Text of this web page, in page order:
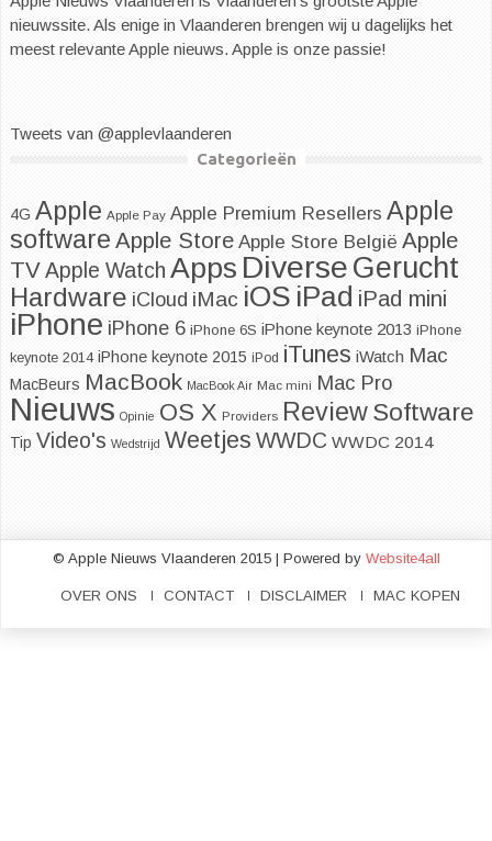
nieuwssite. Als enige in Vlaanderen brengen wij u dagelijks het
meest relevante Apple nieuws. Apple is onze passie!
Tweets van @applevlaanderen
Categorieën
4G Apple Apple Pay Apple Premium Resellers Apple
software Apple Store Apple Store België Apple
TVApple Watch Apps Diverse Gerucht
Hardware iCloud iMac iOS iPad iPad mini
iPhone iPhone 6 iPhone 6S iPhone keynote 2013 iPhone
keynote 2014 iPhone keynote 2015 iPod iTunes iWatch Mac
MacBeurs MacBook MacBook Air Mac mini Mac Pro
Nieuws Opinie OS X Providers ReviewSoftware
Tip Video's Wedstrijd Weetjes WWDC WWDC 2014
© Apple Nieuws Vlaanderen 2015 | Powered by Website4all
OVER ONS CONTACT DISCLAIMER MAC KOPEN